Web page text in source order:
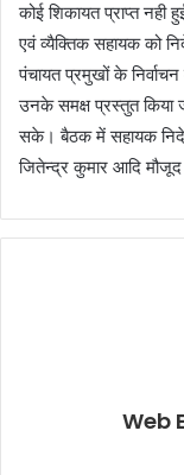
कोई शिकायत प्राप्त नही
एवं व्यैक्तिक सहायक को
पंचायत प्रमुखों के
उनके समक्ष प्रस्तुत किया
सके। बैठक में सहायक
जितेन्द्र कुमार आदि
Web